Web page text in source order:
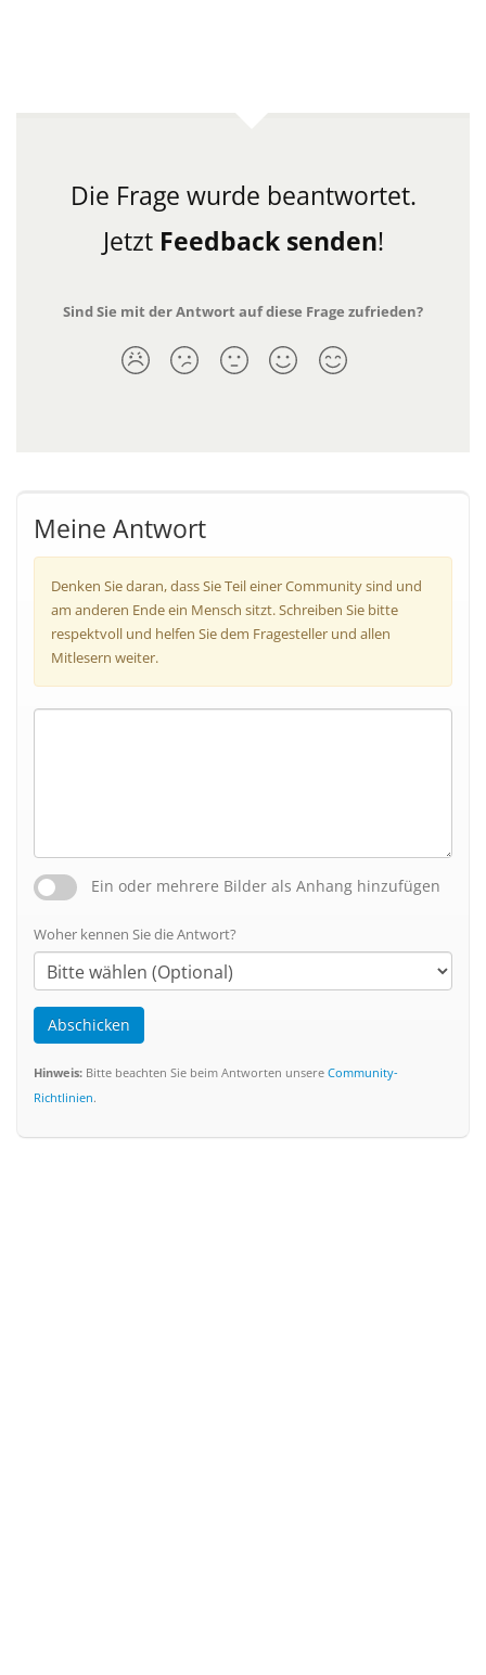
Die Frage wurde beantwortet.
Jetzt Feedback senden!
Sind Sie mit der Antwort auf diese Frage zufrieden?
Meine Antwort
Denken Sie daran, dass Sie Teil einer Community sind und
am anderen Ende ein Mensch sitzt. Schreiben Sie bitte
respektvoll und helfen Sie dem Fragesteller und allen
Mitlesern weiter.
Ein oder mehrere Bilder als Anhang hinzufügen
Woher kennen Sie die Antwort?
Abschicken
Hinweis: Bitte beachten Sie beim Antworten unsere Community-
Richtlinien.